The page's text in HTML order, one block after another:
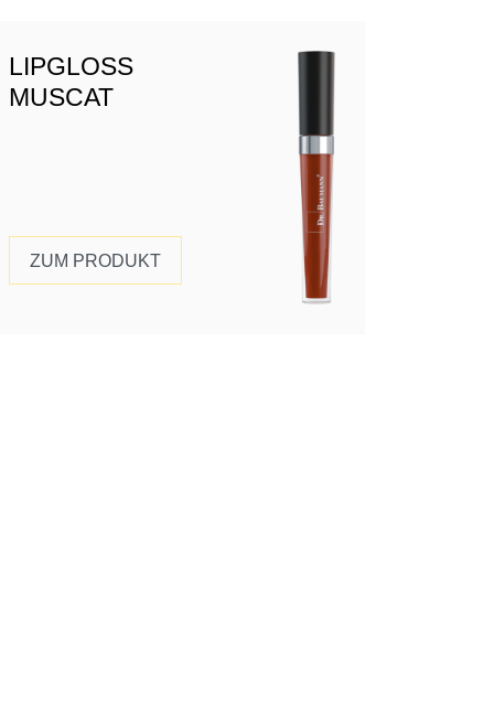
LIPGLOSS
MUSCAT
ZUM PRODUKT